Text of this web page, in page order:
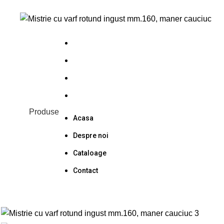
Produse
Acasa
Despre noi
Cataloage
Contact